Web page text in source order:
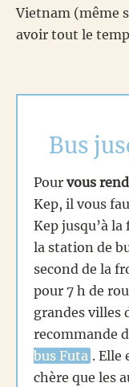
Vietnam (même
avoir tout le
Bus
Pour vous
Kep, il vous
Kep jusqu’à
la station de
second de la
pour 7 h de
grandes villes
recommande
bus Futa . Elle
chère que les